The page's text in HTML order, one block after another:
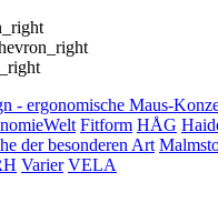
- ergonomische Maus-
Fitform HÅG
der besonderen Art
Varier VELA